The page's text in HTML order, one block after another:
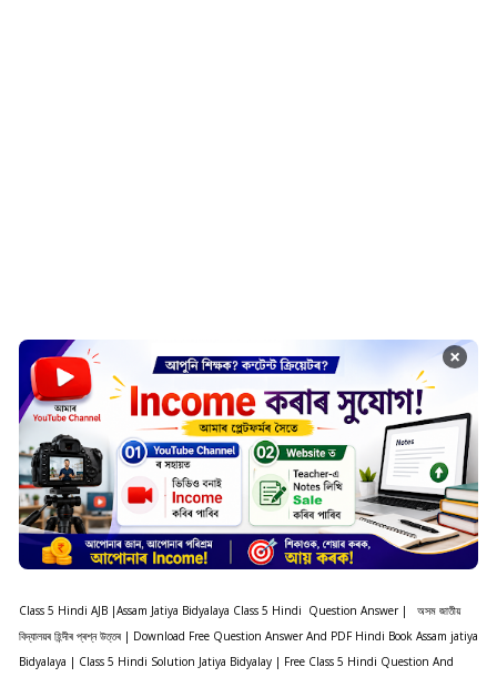
×
Class 5 Hindi AJB |Assam Jatiya Bidyalaya Class 5 Hindi Question Answer | অসম জাতীয়
বিদ্যালয়ৰ হিন্দীৰ প্ৰশ্ন উত্তৰ | Download Free Question Answer And PDF Hindi Book Assam jatiya
Bidyalaya | Class 5 Hindi Solution Jatiya Bidyalay | Free Class 5 Hindi Question And